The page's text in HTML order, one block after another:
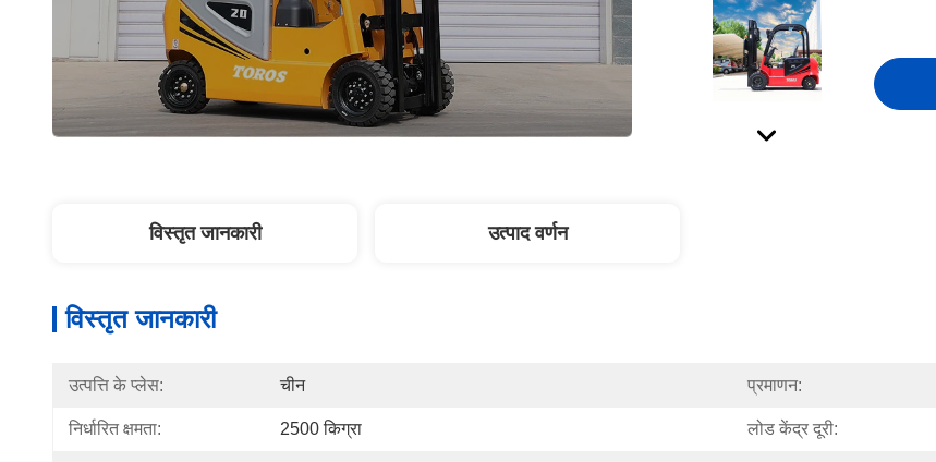
विस्तृत जानकारी उत्पाद वर्णन
विस्तृत जानकारी
उत्पत्ति के प्लेस: चीन प्रमाणन:
निर्धारित क्षमता: 2500 किग्रा लोड केंद्र दूरी: